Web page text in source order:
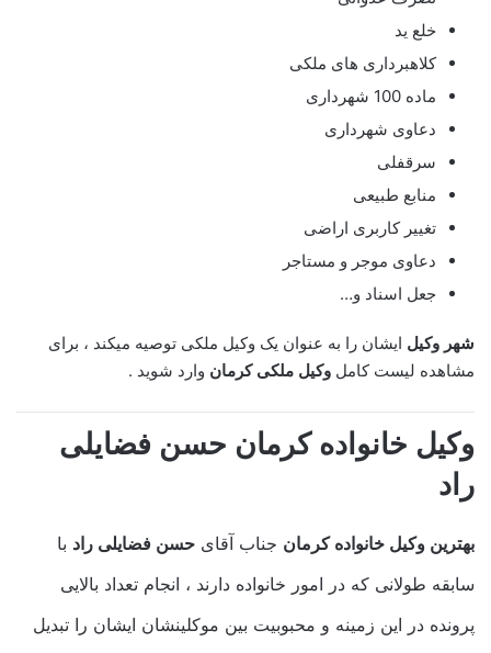
خلع ید
کلاهبرداری های ملکی
ماده 100 شهرداری
دعاوی شهرداری
سرقفلی
منابع طبیعی
تغییر کاربری اراضی
دعاوی موجر و مستاجر
جعل اسناد و…
شهر وکیل ایشان را به عنوان یک وکیل ملکی توصیه میکند ، برای
مشاهده لیست کامل وکیل ملکی کرمان وارد شوید .
وکیل خانواده کرمان حسن فضایلی
راد
بهترین وکیل خانواده کرمان جناب آقای حسن فضایلی راد با
سابقه طولانی که در امور خانواده دارند ، انجام تعداد بالایی
پرونده در این زمینه و محبوبیت بین موکلینشان ایشان را تبدیل